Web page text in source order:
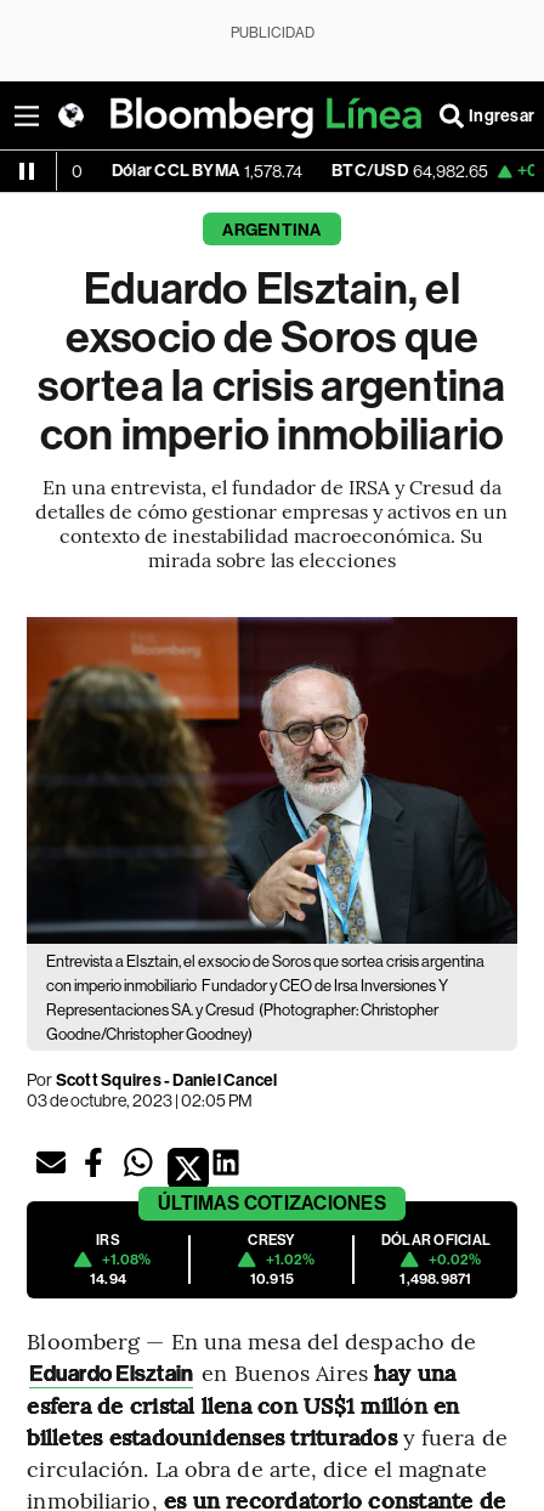
PUBLICIDAD
Ingresar
Dólar CCL BYMA 1,578.74 BTC/USD 64,982.65 +0.07% ETH/
ARGENTINA
Eduardo Elsztain, el
exsocio de Soros que
sortea la crisis argentina
con imperio inmobiliario
En una entrevista, el fundador de IRSA y Cresud da
detalles de cómo gestionar empresas y activos en un
contexto de inestabilidad macroeconómica. Su
mirada sobre las elecciones
Entrevista a Elsztain, el exsocio de Soros que sortea crisis argentina
con imperio inmobiliario Fundador y CEO de Irsa Inversiones Y
Representaciones SA. y Cresud (Photographer: Christopher
Goodne/Christopher Goodney)
PorScott Squires - Daniel Cancel
03 de octubre, 2023 | 02:05 PM
ÚLTIMAS COTIZACIONES
IRS
+1.08%
14.94
CRESY
+1.02%
10.915
DÓLAR OFICIAL
+0.02%
1,498.9871
Bloomberg — En una mesa del despacho de
Eduardo Elsztain en Buenos Aires hay una
esfera de cristal llena con US$1 millón en
billetes estadounidenses trituradosy fuera de
circulación. La obra de arte, dice el magnate
inmobiliario, es un recordatorio constante de